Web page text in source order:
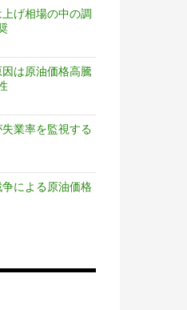
げ相場の中の調
は原油価格高騰
業率を監視する
による原油価格